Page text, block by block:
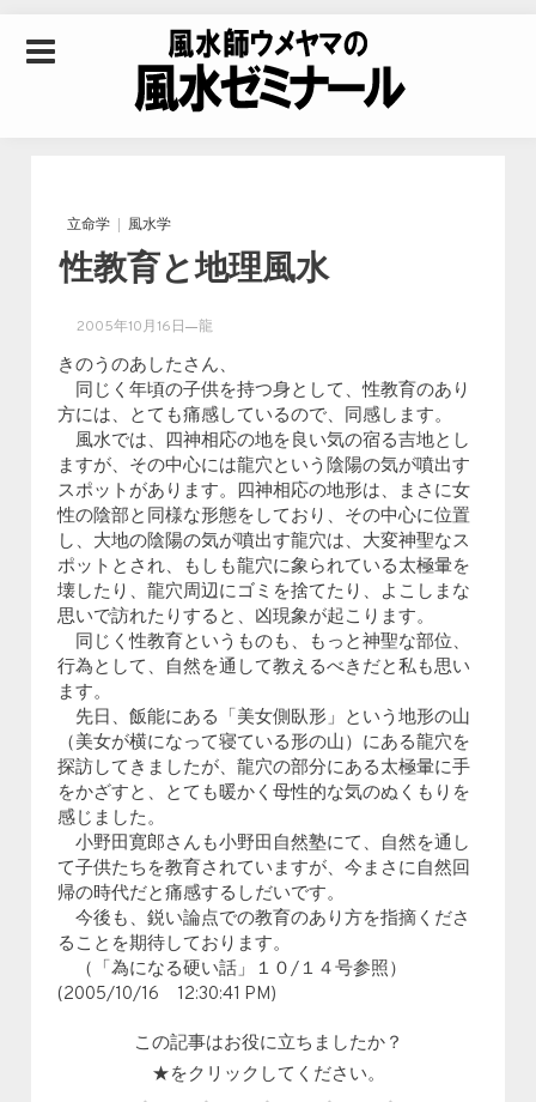
水ゼミナール｜風水
学・四柱推命学・易
学を合わせた立命講
座
立命学 風水学
性教育と地理風水
2005年10月16日 龍
きのうのあしたさん、
同じく年頃の子供を持つ身として、性教育のあり
方には、とても痛感しているので、同感します。
風水では、四神相応の地を良い気の宿る吉地とし
ますが、その中心には龍穴という陰陽の気が噴出す
スポットがあります。四神相応の地形は、まさに女
性の陰部と同様な形態をしており、その中心に位置
し、大地の陰陽の気が噴出す龍穴は、大変神聖なス
ポットとされ、もしも龍穴に象られている太極暈を
壊したり、龍穴周辺にゴミを捨てたり、よこしまな
思いで訪れたりすると、凶現象が起こります。
同じく性教育というものも、もっと神聖な部位、
行為として、自然を通して教えるべきだと私も思い
ます。
先日、飯能にある「美女側臥形」という地形の山
（美女が横になって寝ている形の山）にある龍穴を
探訪してきましたが、龍穴の部分にある太極暈に手
をかざすと、とても暖かく母性的な気のぬくもりを
感じました。
小野田寛郎さんも小野田自然塾にて、自然を通し
て子供たちを教育されていますが、今まさに自然回
帰の時代だと痛感するしだいです。
今後も、鋭い論点での教育のあり方を指摘くださ
ることを期待しております。
（「為になる硬い話」１０/１４号参照）
(2005/10/16 12:30:41 PM)
この記事はお役に立ちましたか？
★をクリックしてください。